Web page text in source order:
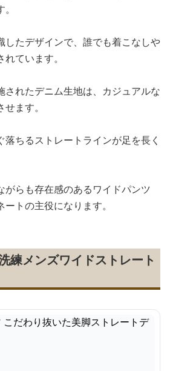
したデザインで、誰でも着こなしや
ています。
されたデニム生地は、カジュアルな
ます。
ちるストレートラインが足を長く
がらも存在感のあるワイドパンツ
トの主役になります。
練メンズワイドストレート